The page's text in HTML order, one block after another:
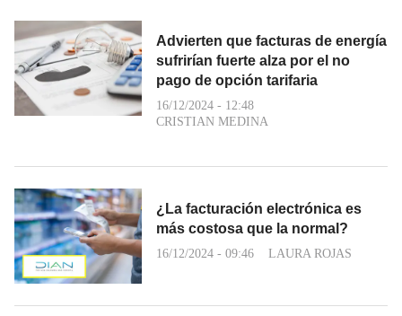
Advierten que facturas de energía
sufrirían fuerte alza por el no
pago de opción tarifaria
16/12/2024 - 12:48
CRISTIAN MEDINA
¿La facturación electrónica es
más costosa que la normal?
16/12/2024 - 09:46 LAURA ROJAS